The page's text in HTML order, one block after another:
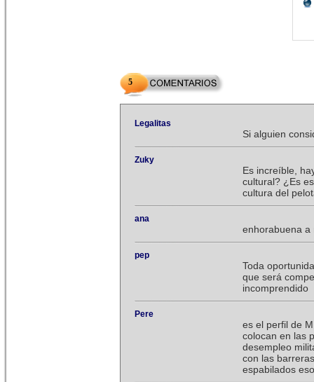
5
Legalitas
Si alguien
Zuky
Es increíble,
cultural? ¿Es
cultura del
ana
enhorabuena a
pep
Toda
que será
incomprendido
Pere
es el perfil de
colocan en las
desempleo
con las
espabilados